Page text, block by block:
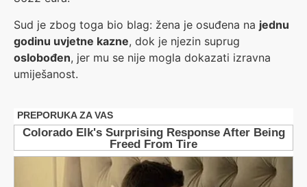
Sud je zbog toga bio blag: žena je osuđena na jednu
godinu uvjetne kazne, dok je njezin suprug
oslobođen, jer mu se nije mogla dokazati izravna
umiješanost.